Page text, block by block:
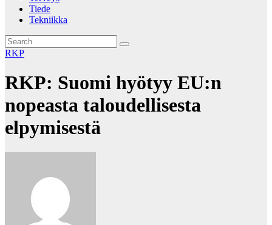
Tiede
Tekniikka
RKP
RKP: Suomi hyötyy EU:n
nopeasta taloudellisesta
elpymisestä